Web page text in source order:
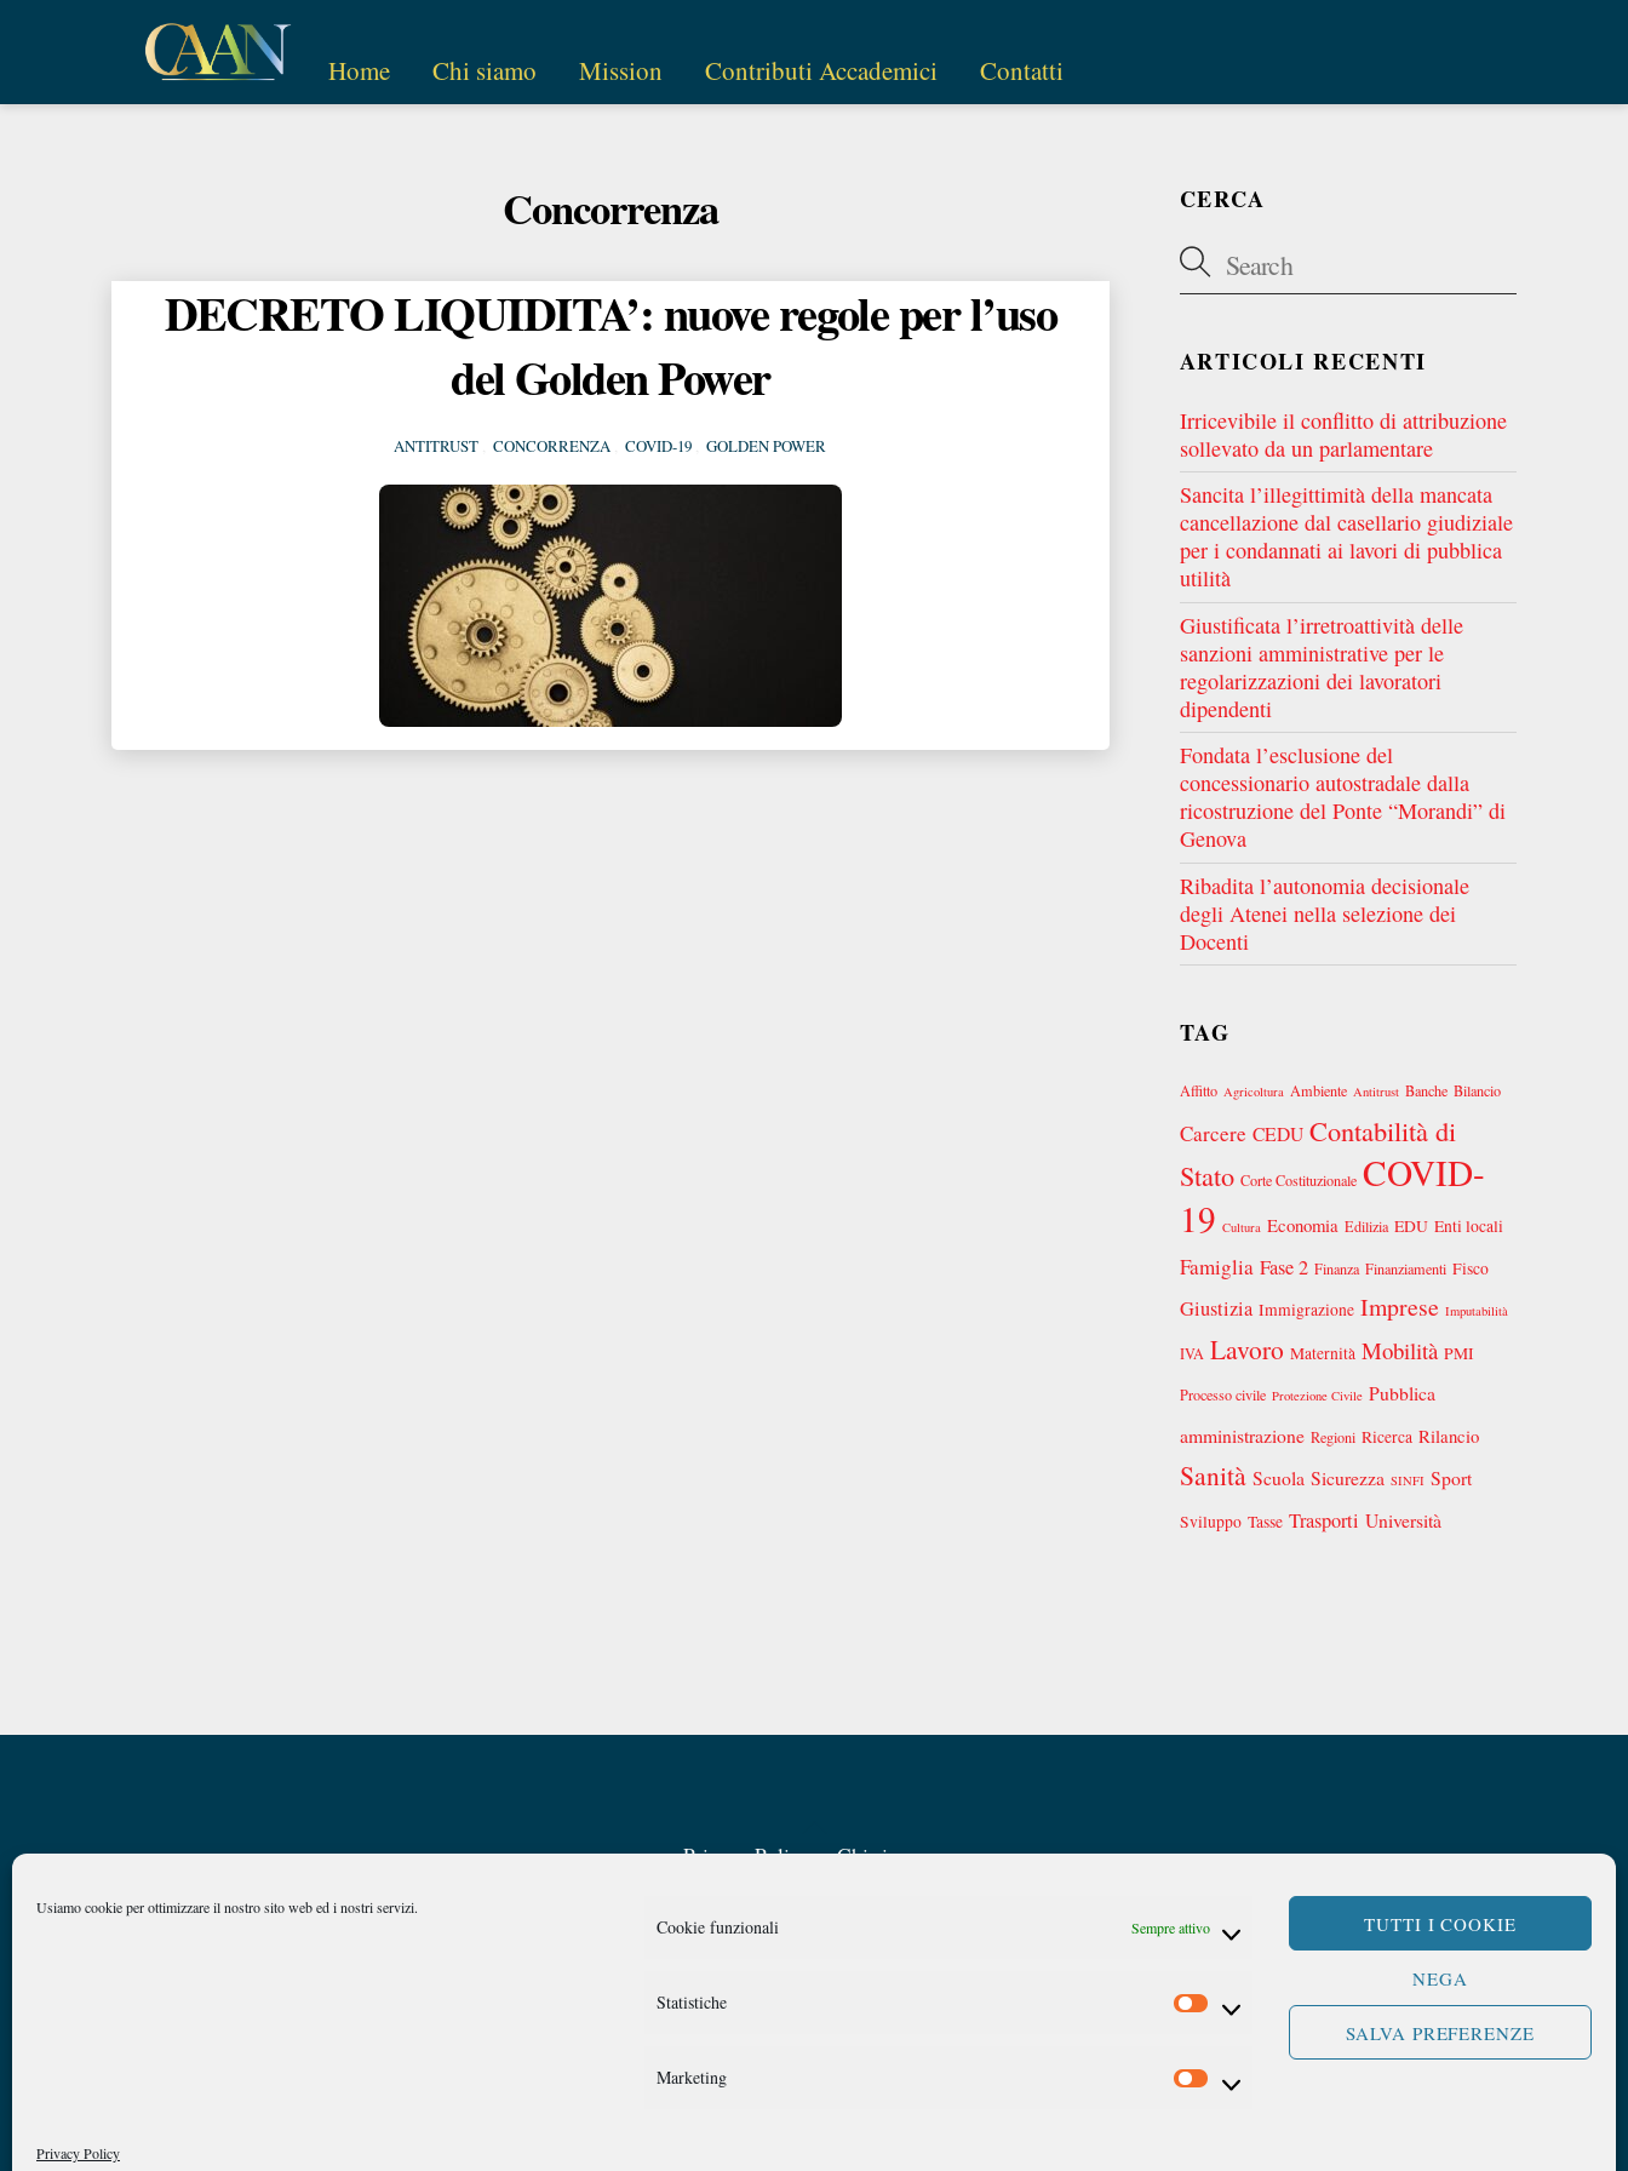
Usiamo cookie per ottimizzare il nostro sito web ed i nostri servizi.
Cookie funzionali Sempre attivo
Statistiche
Marketing
TUTTI I COOKIE
NEGA
SALVA PREFERENZE
Privacy Policy
Home Chi siamo Mission Contributi Accademici Contatti
Concorrenza
DECRETO LIQUIDITA’: nuove regole per l’uso
del Golden Power
ANTITRUST CONCORRENZA COVID-19 GOLDEN POWER
CERCA
ARTICOLI RECENTI
Irricevibile il conflitto di attribuzione
sollevato da un parlamentare
Sancita l’illegittimità della mancata
cancellazione dal casellario giudiziale
per i condannati ai lavori di pubblica
utilità
Giustificata l’irretroattività delle
sanzioni amministrative per le
regolarizzazioni dei lavoratori
dipendenti
Fondata l’esclusione del
concessionario autostradale dalla
ricostruzione del Ponte “Morandi” di
Genova
Ribadita l’autonomia decisionale
degli Atenei nella selezione dei
Docenti
TAG
Affitto Agricoltura Ambiente Antitrust Banche Bilancio
Carcere CEDU Contabilità di
Stato Corte Costituzionale COVID-
19 Cultura Economia Edilizia EDU Enti locali
Famiglia Fase 2 Finanza Finanziamenti Fisco
Giustizia Immigrazione Imprese Imputabilità
IVA Lavoro Maternità Mobilità PMI
Processo civile Protezione Civile Pubblica
amministrazione Regioni Ricerca Rilancio
Sanità Scuola Sicurezza SINFI Sport
Sviluppo Tasse Trasporti Università
Privacy Policy Chi siamo